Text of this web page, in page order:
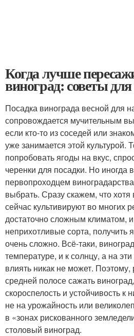
Когда лучше
виноград: советы
Посадка винограда весной для
сопровождается мучительным
если кто-то из соседей или
уже занимается этой культурой.
попробовать ягоды на вкус,
черенки для посадки. Но иногда
первопроходцем
выбрать. Сразу скажем, что
сейчас культивируют во многих
достаточно сложным климатом,
неприхотливые сорта, получить
очень сложно. Всё-таки,
температуре, и к солнцу, а на
влиять никак не может.
средней полосе сажать
скороспелость и устойчивость к
не на урожайность или
в «зонах рискованного
столовый виноград.